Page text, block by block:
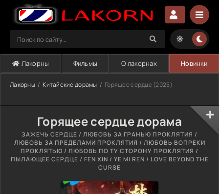
Лакорны Фильмы О лакорнах Новинки
Лакорны Китайские дорамы Горящее сердце (2025)
Горящее сердце дорама
ЗАЖЕЧЬ СЕРДЦЕ / ЛЮБОВЬ ЗА ГРАНЬЮ ПРОКЛЯТИЯ /
ЛЮБОВЬ ЗА ПРЕДЕЛАМИ ПРОКЛЯТИЯ / ЛЮБОВЬ ВОПРЕКИ
ПРОКЛЯТЬЮ / ЛЮБОВЬ ПО ТУ СТОРОНУ ПРОКЛЯТИЯ /
ПЫЛАЮЩЕЕ СЕРДЦЕ / FEN XIN / YE MI REN / LOVE BEYOND THE
CURSE